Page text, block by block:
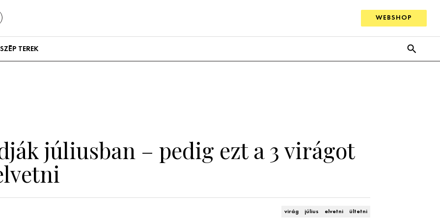
WEBSHOP
SZÉP TEREK
júliusban – pedig ezt a 3 virágot
virág július elvetni ültetni